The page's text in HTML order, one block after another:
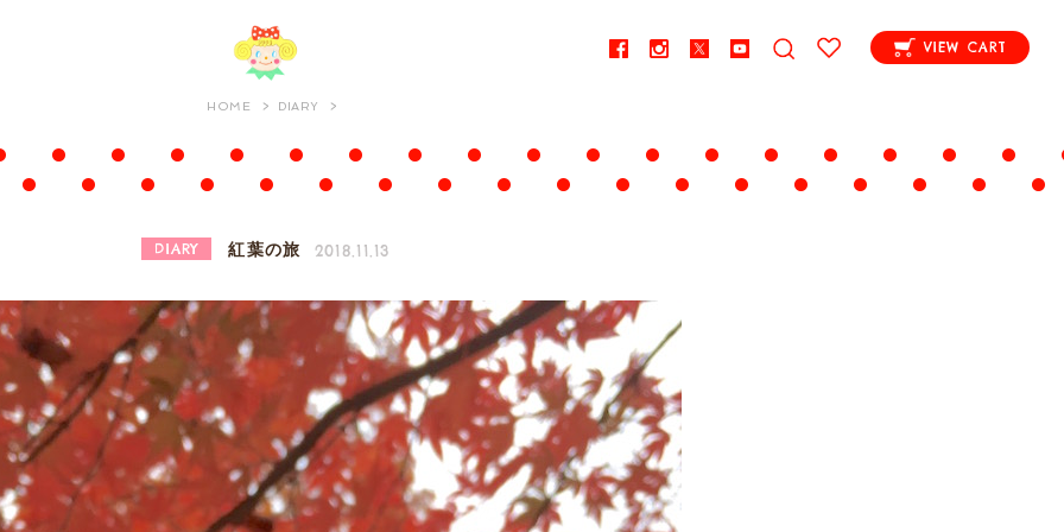
VIEW CART
HOME DIARY
DIARY 紅葉の旅 2018.11.13